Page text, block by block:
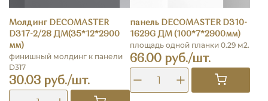
Молдинг DECOMASTER
D317-2/28 ДМ(35*12*2900
мм)
финишный молдинг к панели
D317
30.03 руб./шт.
панель DECOMASTER D310-
1629G ДМ (100*7*2900мм)
площадь одной планки 0.29 м2.
66.00 руб./шт.